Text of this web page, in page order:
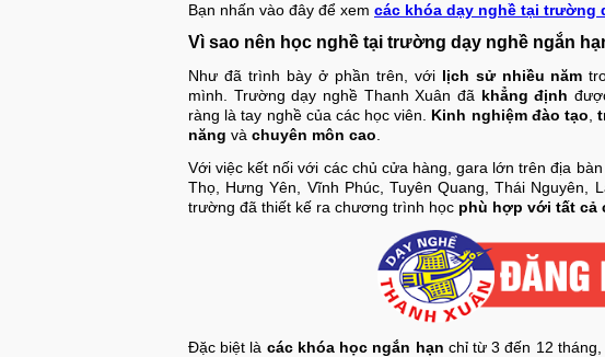
Bạn nhấn vào đây để xem các khóa dạy nghề tại trường
Vì sao nên học nghề tại trường dạy nghề ngắn
Như đã trình bày ở phần trên, với lịch sử nhiều năm
mình. Trường dạy nghề Thanh Xuân đã khẳng định
ràng là tay nghề của các học viên. Kinh nghiệm đào tạo ,
năng và chuyên môn cao
Với việc kết nối với các chủ cửa hàng, gara lớn trên địa
Thọ, Hưng Yên, Vĩnh Phúc, Tuyên Quang, Thái Nguyên,
trường đã thiết kế ra chương trình học phù hợp với tất cả
Đặc biệt là các khóa học ngắn hạn chỉ từ 3 đến 12 tháng,